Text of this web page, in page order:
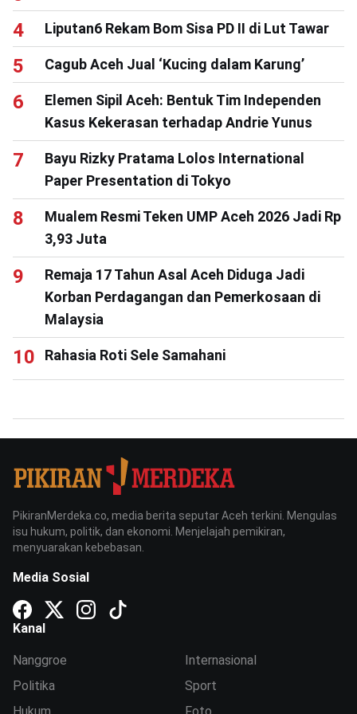
Liputan6 Rekam Bom Sisa PD II di Lut Tawar
Cagub Aceh Jual ‘Kucing dalam Karung’
Elemen Sipil Aceh: Bentuk Tim Independen
Kasus Kekerasan terhadap Andrie Yunus
Bayu Rizky Pratama Lolos International
Paper Presentation di Tokyo
Mualem Resmi Teken UMP Aceh 2026 Jadi Rp
3,93 Juta
Remaja 17 Tahun Asal Aceh Diduga Jadi
Korban Perdagangan dan Pemerkosaan di
Malaysia
Rahasia Roti Sele Samahani
PikiranMerdeka.co, media berita seputar Aceh terkini. Mengulas
isu hukum, politik, dan ekonomi. Menjelajah pemikiran,
menyuarakan kebebasan.
Media Sosial
Kanal
Nanggroe
Politika
Internasional
Sport